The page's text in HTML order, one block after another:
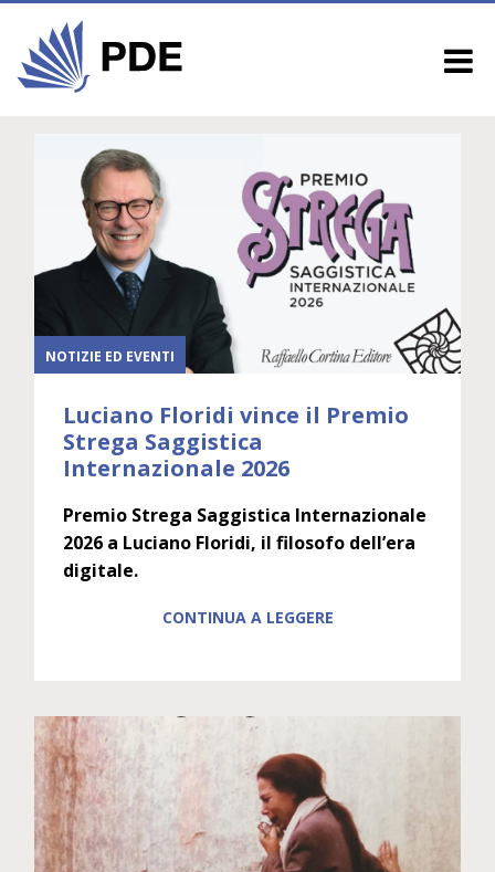
NOTIZIE ED EVENTI
Luciano Floridi vince il Premio
Strega Saggistica
Internazionale 2026
Premio Strega Saggistica Internazionale
2026 a Luciano Floridi, il filosofo dell’era
digitale.
CONTINUA A LEGGERE